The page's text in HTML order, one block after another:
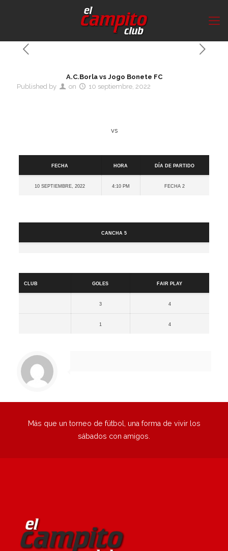
A.C.Borla vs Jogo Bonete FC
Published by
on 10 septiembre, 2022
vs
Fecha
Hora Día de partido
10 septiembre, 2022 4:10 pm Fecha 2
Cancha 5
Club
Goles Fair Play
3 4
1 4
Más que un torneo de fútbol, una forma de vivir los
sábados con amigos.